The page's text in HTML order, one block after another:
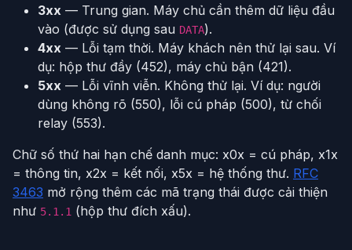
3xx — Trung gian. Máy chủ cần thêm dữ liệu đầu
vào (được sử dụng sau DATA).
4xx — Lỗi tạm thời. Máy khách nên thử lại sau. Ví
dụ: hộp thư đầy (452), máy chủ bận (421).
5xx — Lỗi vĩnh viễn. Không thử lại. Ví dụ: người
dùng không rõ (550), lỗi cú pháp (500), từ chối
relay (553).
Chữ số thứ hai hạn chế danh mục: x0x = cú pháp, x1x
= thông tin, x2x = kết nối, x5x = hệ thống thư. RFC
3463 mở rộng thêm các mã trạng thái được cải thiện
như 5.1.1 (hộp thư đích xấu).